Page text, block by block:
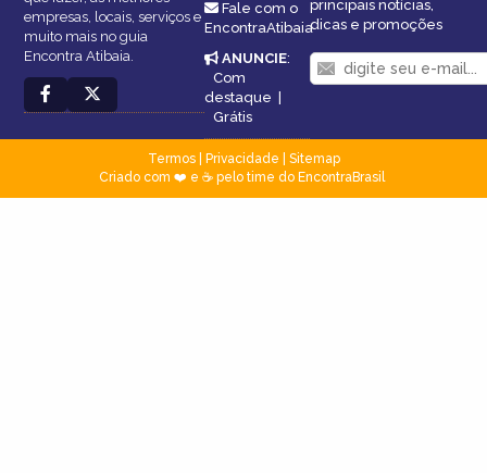
empresas, locais, serviços e
muito mais no guia
Encontra Atibaia.
Fale com o
EncontraAtibaia
ANUNCIE:
Com
destaque |
Grátis
principais notícias,
dicas e promoções
Termos| Privacidade
Sitemap
Criado com ❤️ e ☕ pelo time do EncontraBrasil